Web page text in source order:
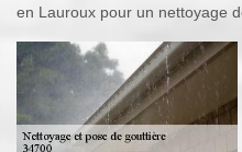
en Lauroux pour un nettoyage